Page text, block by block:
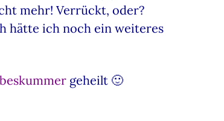
mehr! Verrückt, oder?
hätte ich noch ein weiteres
geheilt 🙂